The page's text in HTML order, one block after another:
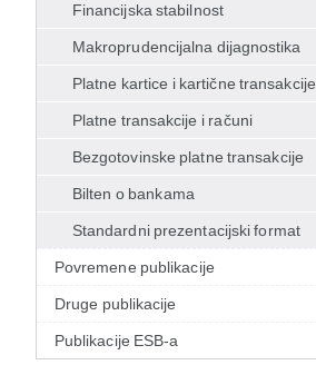
Financijska stabilnost
Makroprudencijalna dijagnostika
Platne kartice i kartične transakcije
Platne transakcije i računi
Bezgotovinske platne transakcije
Bilten o bankama
Standardni prezentacijski format
Povremene publikacije
Druge publikacije
Publikacije ESB-a